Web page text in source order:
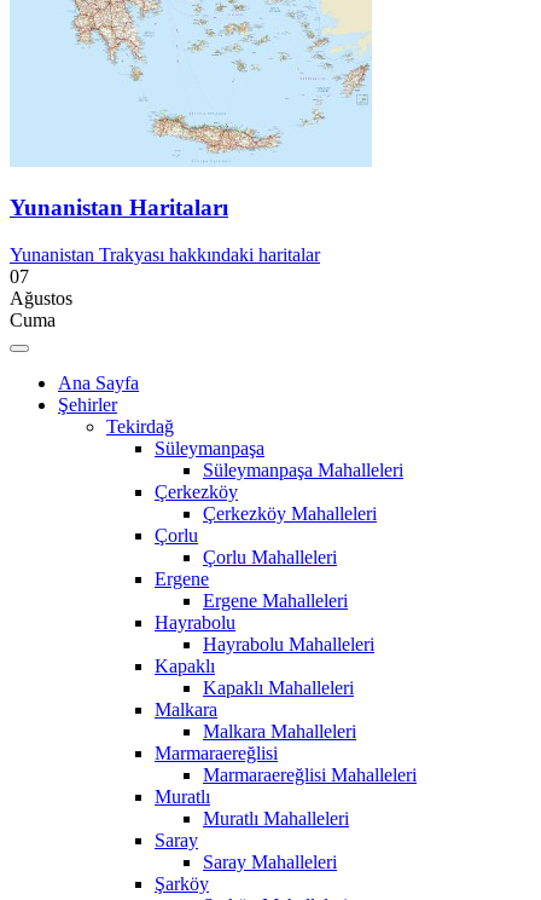
Yunanistan Haritaları
Yunanistan Trakyası hakkındaki haritalar
07
Ağustos
Cuma
Ana Sayfa
Şehirler
Tekirdağ
Süleymanpaşa
Süleymanpaşa Mahalleleri
Çerkezköy
Çerkezköy Mahalleleri
Çorlu
Çorlu Mahalleleri
Ergene
Ergene Mahalleleri
Hayrabolu
Hayrabolu Mahalleleri
Kapaklı
Kapaklı Mahalleleri
Malkara
Malkara Mahalleleri
Marmaraereğlisi
Marmaraereğlisi Mahalleleri
Muratlı
Muratlı Mahalleleri
Saray
Saray Mahalleleri
Şarköy